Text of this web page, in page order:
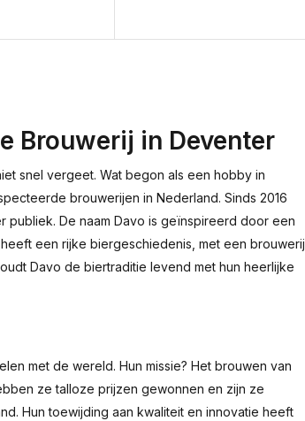
Brouwerij in Deventer
snel vergeet. Wat begon als een hobby in
brouwerijen in Nederland. Sinds 2016
De naam Davo is geïnspireerd door een
een rijke biergeschiedenis, met een brouwerij
Davo de biertraditie levend met hun heerlijke
met de wereld. Hun missie? Het brouwen van
ze talloze prijzen gewonnen en zijn ze
Hun toewijding aan kwaliteit en innovatie heeft